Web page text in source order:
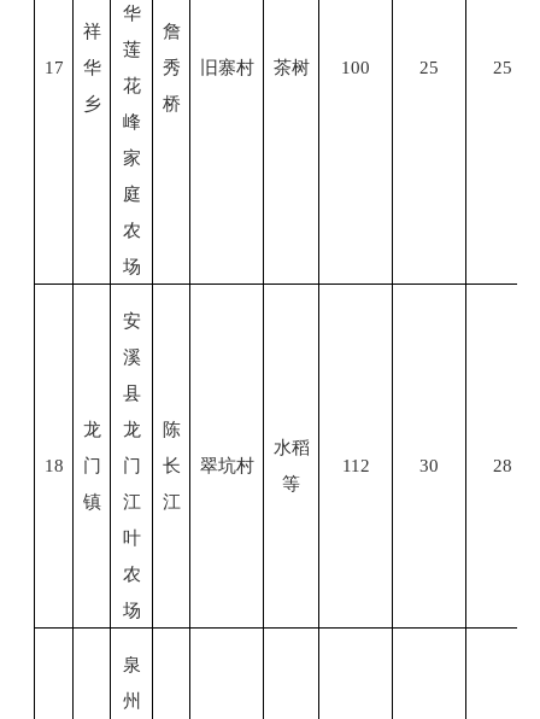
17
祥
华
乡
华
莲
花
峰
家
庭
农
场
詹
秀
桥
旧寨村 茶树 100 25 25
18
龙
门
镇
安
溪
县
龙
门
江
叶
农
场
陈
长
江
翠坑村
水稻
等
112 30 28
泉
州